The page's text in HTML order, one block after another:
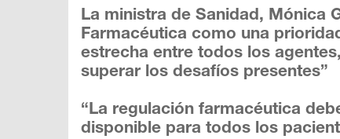
La ministra de Sanidad, Mónica
Farmacéutica como una
estrecha entre todos los
superar los desafíos presentes”
“La regulación farmacéutica
disponible para todos los